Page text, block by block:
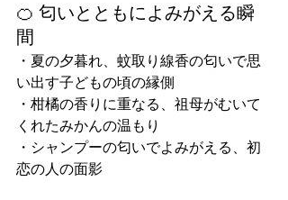
🍊 匂いとともによみがえる瞬
間
・夏の夕暮れ、蚊取り線香の匂いで思
い出す子どもの頃の縁側
・柑橘の香りに重なる、祖母がむいて
くれたみかんの温もり
・シャンプーの匂いでよみがえる、初
恋の人の面影